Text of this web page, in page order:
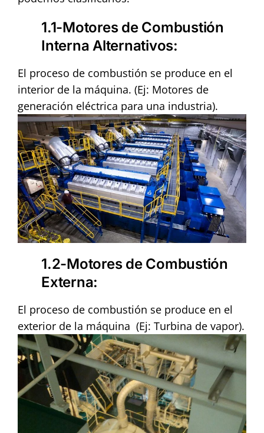
1.1-Motores de Combustión
Interna Alternativos:
El proceso de combustión se produce en el
interior de la máquina. (Ej: Motores de
generación eléctrica para una industria).
1.2-Motores de Combustión
Externa:
El proceso de combustión se produce en el
exterior de la máquina (Ej: Turbina de vapor).